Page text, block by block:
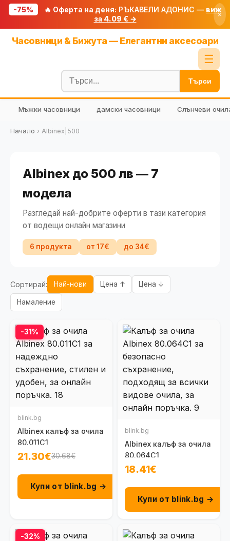
-75% 🔥 Оферта на деня: РЪКАВЕЛИ АДОНИС — виж
за 4.09 € →
×
Часовници & Бижута — Елегантни аксесоари
☰
Блог
🧮 Калкулатори
🔍 Намери продукт
Търси
Мъжки часовници дамски часовници Слънчеви
Начало › Albinex|500
Albinex до 500 лв — 7
модела
Разгледай най-добрите оферти в тази категория
от водещи онлайн магазини
6 продукта от 17€ до 34€
Сортирай: Най-нови Цена ↑ Цена ↓
Намаление
-31%
blink.bg
Albinex калъф за очила
80.011C1
21.30€30.68€
Купи от blink.bg →
blink.bg
Albinex калъф за очила
80.064C1
18.41€
Купи от blink.bg →
-32%